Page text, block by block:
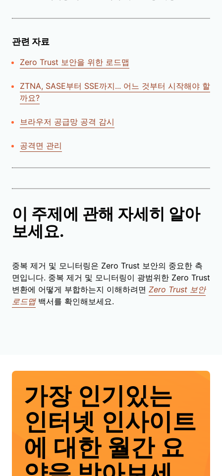
관련 자료
Zero Trust 보안을 위한 로드맵
ZTNA, SASE부터 SSE까지... 어느 것부터 시작해야 할
까요?
브라우저 공급망 공격 감시
공격면 관리
이 주제에 관해 자세히 알아
보세요.
중복 제거 및 모니터링은 Zero Trust 보안의 중요한 측
면입니다. 중복 제거 및 모니터링이 광범위한 Zero Trust
변환에 어떻게 부합하는지 이해하려면 Zero Trust 보안
로드맵백서를 확인해보세요.
가장 인기있는
인터넷 인사이트
에 대한 월간 요